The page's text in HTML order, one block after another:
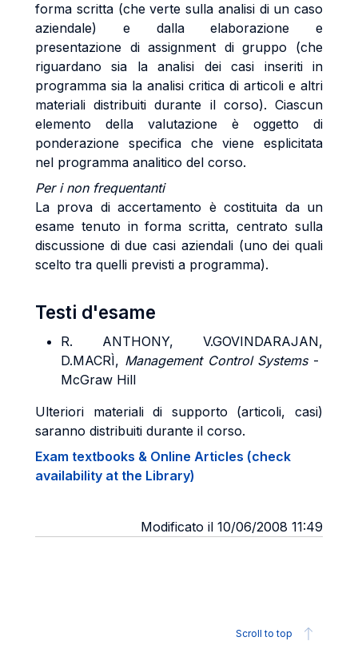
forma scritta (che verte sulla analisi di un caso
aziendale) e dalla elaborazione e
presentazione di assignment di gruppo (che
riguardano sia la analisi dei casi inseriti in
programma sia la analisi critica di articoli e altri
materiali distribuiti durante il corso). Ciascun
elemento della valutazione è oggetto di
ponderazione specifica che viene esplicitata
nel programma analitico del corso.
Per i non frequentanti
La prova di accertamento è costituita da un
esame tenuto in forma scritta, centrato sulla
discussione di due casi aziendali (uno dei quali
scelto tra quelli previsti a programma).
Testi d'esame
R. ANTHONY, V.GOVINDARAJAN,
D.MACRÌ, Management Control Systems -
McGraw Hill
Ulteriori materiali di supporto (articoli, casi)
saranno distribuiti durante il corso.
Exam textbooks & Online Articles (check
availability at the Library)
Modificato il 10/06/2008 11:49
Scroll to top